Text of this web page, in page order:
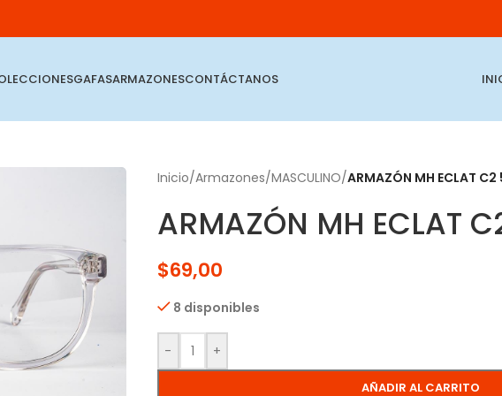
GAFASARMAZONESCONTÁCTANOS
Inicio/Armazones/MASCULINO/ARMAZÓN MH ECLAT
ARMAZÓN MH ECLAT
$69,00
8 disponibles
- +
AÑADIR AL CARRITO